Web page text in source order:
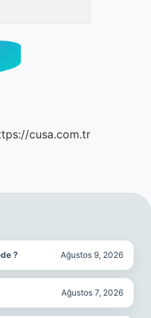
cusa.com.tr
? Ağustos 9, 2026
Ağustos 7, 2026